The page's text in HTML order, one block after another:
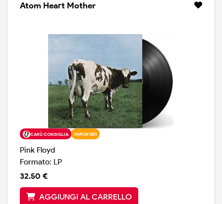
Atom Heart Mother
CARÙ CONSIGLIA IMPORTATI
Pink Floyd
Formato: LP
32.50 €
AGGIUNGI AL CARRELLO